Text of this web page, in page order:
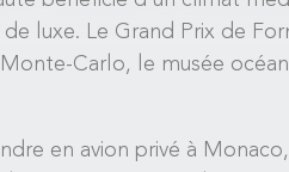
de luxe. Le Grand Prix de
Carlo, le musée
en avion privé à